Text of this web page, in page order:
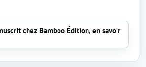
chez Bamboo Édition, en savoir